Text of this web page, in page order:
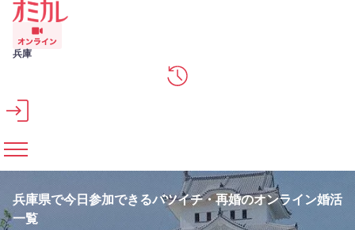
メインコンテンツへスキップ
兵庫
兵庫県で今日参加できるバツイチ・再婚のオンライン婚活
一覧